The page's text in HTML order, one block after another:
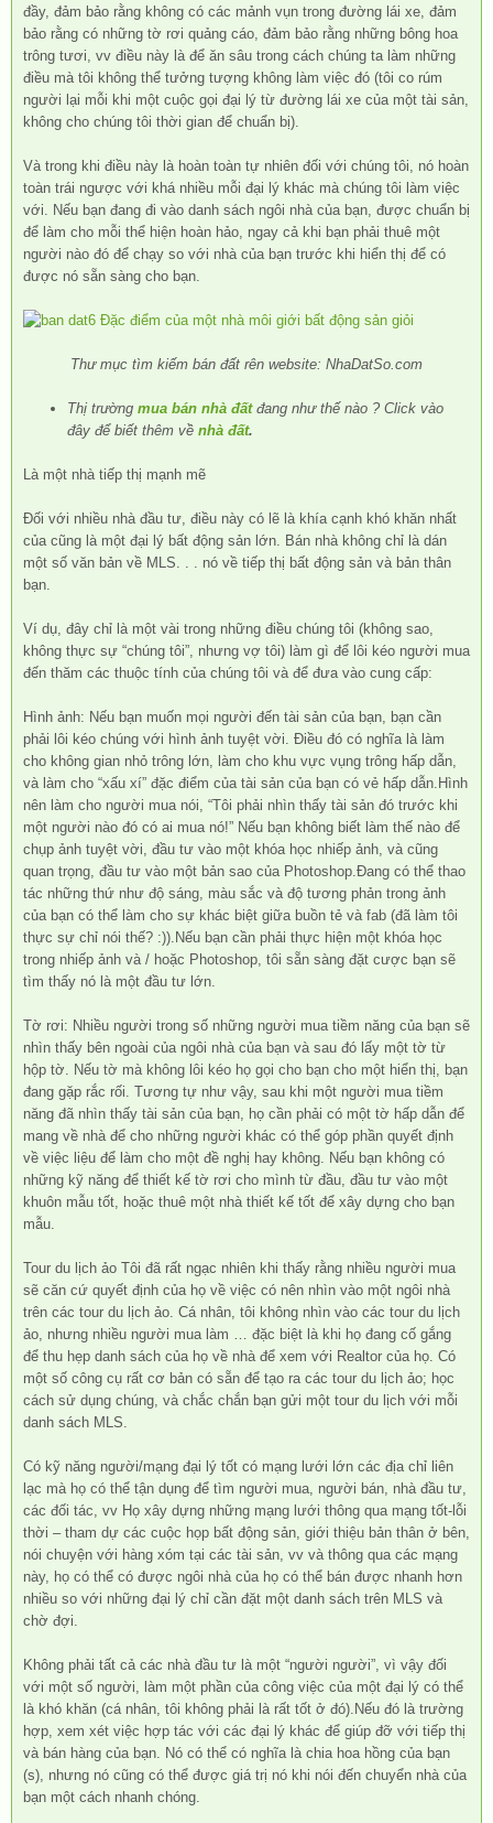
đầy, đảm bảo rằng không có các mảnh vụn trong đường lái xe, đảm
bảo rằng có những tờ rơi quảng cáo, đảm bảo rằng những bông hoa
trông tươi, vv điều này là để ăn sâu trong cách chúng ta làm những
điều mà tôi không thể tưởng tượng không làm việc đó (tôi co rúm
người lại mỗi khi một cuộc gọi đại lý từ đường lái xe của một tài sản,
không cho chúng tôi thời gian để chuẩn bị).
Và trong khi điều này là hoàn toàn tự nhiên đối với chúng tôi, nó hoàn
toàn trái ngược với khá nhiều mỗi đại lý khác mà chúng tôi làm việc
với. Nếu bạn đang đi vào danh sách ngôi nhà của bạn, được chuẩn bị
để làm cho mỗi thể hiện hoàn hảo, ngay cả khi bạn phải thuê một
người nào đó để chạy so với nhà của bạn trước khi hiển thị để có
được nó sẵn sàng cho bạn.
Thư mục tìm kiếm bán đất rên website: NhaDatSo.com
Thị trường mua bán nhà đấtđang như thế nào ? Click vào
đây để biết thêm về nhà đất.
Là một nhà tiếp thị mạnh mẽ
Đối với nhiều nhà đầu tư, điều này có lẽ là khía cạnh khó khăn nhất
của cũng là một đại lý bất động sản lớn. Bán nhà không chỉ là dán
một số văn bản về MLS. . . nó về tiếp thị bất động sản và bản thân
bạn.
Ví dụ, đây chỉ là một vài trong những điều chúng tôi (không sao,
không thực sự “chúng tôi”, nhưng vợ tôi) làm gì để lôi kéo người mua
đến thăm các thuộc tính của chúng tôi và để đưa vào cung cấp:
Hình ảnh: Nếu bạn muốn mọi người đến tài sản của bạn, bạn cần
phải lôi kéo chúng với hình ảnh tuyệt vời. Điều đó có nghĩa là làm
cho không gian nhỏ trông lớn, làm cho khu vực vụng trông hấp dẫn,
và làm cho “xấu xí” đặc điểm của tài sản của bạn có vẻ hấp dẫn.Hình
nên làm cho người mua nói, “Tôi phải nhìn thấy tài sản đó trước khi
một người nào đó có ai mua nó!” Nếu bạn không biết làm thế nào để
chụp ảnh tuyệt vời, đầu tư vào một khóa học nhiếp ảnh, và cũng
quan trọng, đầu tư vào một bản sao của Photoshop.Đang có thể thao
tác những thứ như độ sáng, màu sắc và độ tương phản trong ảnh
của bạn có thể làm cho sự khác biệt giữa buồn tẻ và fab (đã làm tôi
thực sự chỉ nói thế? :)).Nếu bạn cần phải thực hiện một khóa học
trong nhiếp ảnh và / hoặc Photoshop, tôi sẵn sàng đặt cược bạn sẽ
tìm thấy nó là một đầu tư lớn.
Tờ rơi: Nhiều người trong số những người mua tiềm năng của bạn sẽ
nhìn thấy bên ngoài của ngôi nhà của bạn và sau đó lấy một tờ từ
hộp tờ. Nếu tờ mà không lôi kéo họ gọi cho bạn cho một hiển thị, bạn
đang gặp rắc rối. Tương tự như vậy, sau khi một người mua tiềm
năng đã nhìn thấy tài sản của bạn, họ cần phải có một tờ hấp dẫn để
mang về nhà để cho những người khác có thể góp phần quyết định
về việc liệu để làm cho một đề nghị hay không. Nếu bạn không có
những kỹ năng để thiết kế tờ rơi cho mình từ đầu, đầu tư vào một
khuôn mẫu tốt, hoặc thuê một nhà thiết kế tốt để xây dựng cho bạn
mẫu.
Tour du lịch ảo Tôi đã rất ngạc nhiên khi thấy rằng nhiều người mua
sẽ căn cứ quyết định của họ về việc có nên nhìn vào một ngôi nhà
trên các tour du lịch ảo. Cá nhân, tôi không nhìn vào các tour du lịch
ảo, nhưng nhiều người mua làm … đặc biệt là khi họ đang cố gắng
để thu hẹp danh sách của họ về nhà để xem với Realtor của họ. Có
một số công cụ rất cơ bản có sẵn để tạo ra các tour du lịch ảo; học
cách sử dụng chúng, và chắc chắn bạn gửi một tour du lịch với mỗi
danh sách MLS.
Có kỹ năng người/mạng đại lý tốt có mạng lưới lớn các địa chỉ liên
lạc mà họ có thể tận dụng để tìm người mua, người bán, nhà đầu tư,
các đối tác, vv Họ xây dựng những mạng lưới thông qua mạng tốt-lỗi
thời – tham dự các cuộc họp bất động sản, giới thiệu bản thân ở bên,
nói chuyện với hàng xóm tại các tài sản, vv và thông qua các mạng
này, họ có thể có được ngôi nhà của họ có thể bán được nhanh hơn
nhiều so với những đại lý chỉ cần đặt một danh sách trên MLS và
chờ đợi.
Không phải tất cả các nhà đầu tư là một “người người”, vì vậy đối
với một số người, làm một phần của công việc của một đại lý có thể
là khó khăn (cá nhân, tôi không phải là rất tốt ở đó).Nếu đó là trường
hợp, xem xét việc hợp tác với các đại lý khác để giúp đỡ với tiếp thị
và bán hàng của bạn. Nó có thể có nghĩa là chia hoa hồng của bạn
(s), nhưng nó cũng có thể được giá trị nó khi nói đến chuyển nhà của
bạn một cách nhanh chóng.